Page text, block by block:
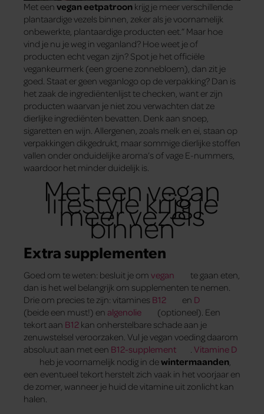
Met een vegan eetpatroon krijg je meer verschillende
plantaardige vezels binnen, zeker als je voornamelijk
onbewerkte, plantaardige producten eet.” Maar hoe
vind je nu je weg in veganland? Hoe weet je of
producten echt vegan zijn? Spot je het officiële
vegankeurmerk (een groene zonnebloem), dan zit je
goed. Staat er geen veganlogo op de verpakking? Dan is
het zaak de ingrediëntenlijst te checken, want er zijn
producten waarvan je niet zou verwachten dat ze
dierlijke ingrediënten bevatten. Denk aan snoep,
sigaretten en wijn. Allergenen, zoals melk en ei, staan op
verpakkingen dikgedrukt, maar sommige dierlijke stoffen
vallen onder onduidelijke aroma’s of vage E-nummers,
waardoor het minder duidelijk is.
Met een vegan
lifestyle krijg je
meer vezels
binnen
Extra supplementen
Goed om te weten: besluit je om vegan
te gaan eten,
dan is het wel belangrijk om supplementen te nemen.
Drie om precies te zijn: vitamines B12 en D
(beide een must!) en algenolie
(optioneel). Een
tekort aan B12 kan onherstelbare schade aan je
zenuwstelsel veroorzaken. Vul je vegan voeding daarom
absoluut aan met een B12-supplement . Vitamine D
heb je voornamelijk nodig in dewintermaanden,
een eventueel tekort herstelt zich vaak in het voorjaar en
de zomer, wanneer je huid de vitamine uit zonlicht kan
halen.